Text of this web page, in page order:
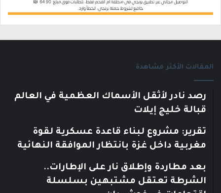
المقالات الأكثر مشاهدة
رصد نادر لأثقل الأسماك العظمية في العالم
قبالة خليج إيلات
تقرير: مشروع لبناء قاعدة عسكرية لقوة
مغربية داخل غزة بانتظار الموافقة النهائية
بعد مطاردة وإطلاق نار على الإطارات..
الشرطة تعتقل مشتبهين بسلسلة